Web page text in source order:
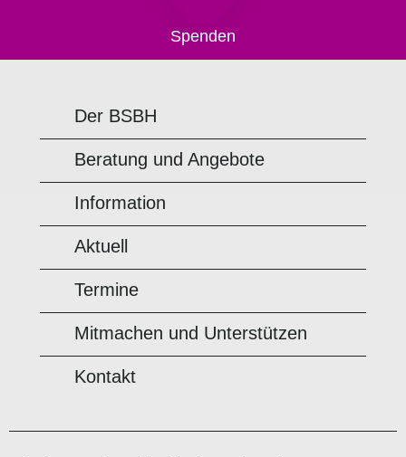
Spenden
Der BSBH
Beratung und Angebote
Information
Aktuell
Termine
Mitmachen und Unterstützen
Kontakt